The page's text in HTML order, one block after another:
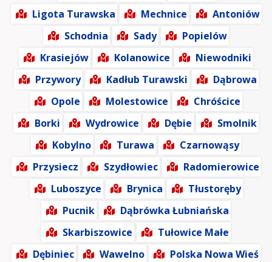
Ligota Turawska
Mechnice
Antoniów
Schodnia
Sady
Popielów
Krasiejów
Kolanowice
Niewodniki
Przywory
Kadłub Turawski
Dąbrowa
Opole
Molestowice
Chróścice
Borki
Wydrowice Dębie
Smolnik
Kobylno
Turawa
Czarnowąsy
Przysiecz
Szydłowiec
Radomierowice
Luboszyce
Brynica
Tłustoręby
Pucnik
Dąbrówka Łubniańska
Skarbiszowice
Tułowice Małe
Dębiniec
Wawelno
Polska Nowa Wieś